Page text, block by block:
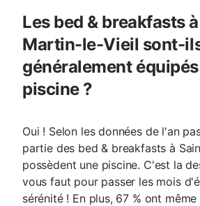
Les bed & breakfasts
Martin-le-Vieil sont-
généralement
piscine ?
Oui ! Selon les données de l'an
partie des bed & breakfasts à
possèdent une piscine. C'est la
vous faut pour passer les mois
sérénité ! En plus, 67 % ont